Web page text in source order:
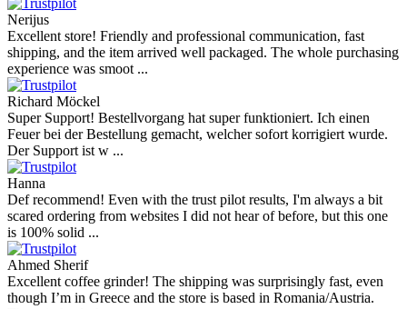
Nerijus
Excellent store! Friendly and professional communication, fast
shipping, and the item arrived well packaged. The whole purchasing
experience was smoot ...
Richard Möckel
Super Support! Bestellvorgang hat super funktioniert. Ich einen
Feuer bei der Bestellung gemacht, welcher sofort korrigiert wurde.
Der Support ist w ...
Hanna
Def recommend! Even with the trust pilot results, I'm always a bit
scared ordering from websites I did not hear of before, but this one
is 100% solid ...
Ahmed Sherif
Excellent coffee grinder! The shipping was surprisingly fast, even
though I’m in Greece and the store is based in Romania/Austria.